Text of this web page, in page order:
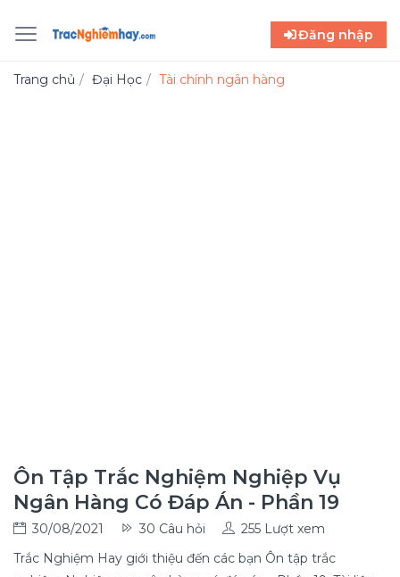
Đăng nhập
Trang chủ Đại Học Tài chính ngân hàng
Ôn Tập Trắc Nghiệm Nghiệp Vụ
Ngân Hàng Có Đáp Án - Phần 19
30/08/2021 30 Câu hỏi
255 Lượt xem
Trắc Nghiệm Hay giới thiệu đến các bạn Ôn tập trắc